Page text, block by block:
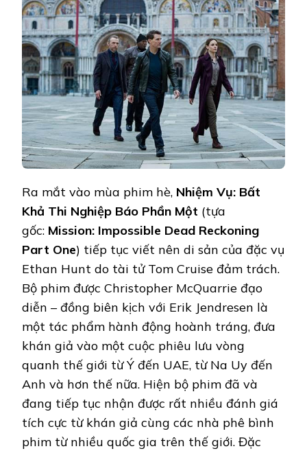
KHÁN
GIẢ
“NÍN
THỞ”
BỞI
LOẠT
CẢNH
HÀNH
ĐỘNG
ĐỈNH
CAO
TRONG
NHIỆM
VỤ
Ra mắt vào mùa phim hè, Nhiệm Vụ: Bất
Khả Thi Nghiệp Báo Phần Một (tựa
gốc: Mission: Impossible Dead Reckoning
Part One) tiếp tục viết nên di sản của đặc vụ
Ethan Hunt do tài tử Tom Cruise đảm trách.
Bộ phim được Christopher McQuarrie đạo
diễn – đồng biên kịch với Erik Jendresen là
một tác phẩm hành động hoành tráng, đưa
khán giả vào một cuộc phiêu lưu vòng
quanh thế giới từ Ý đến UAE, từ Na Uy đến
Anh và hơn thế nữa. Hiện bộ phim đã và
đang tiếp tục nhận được rất nhiều đánh giá
tích cực từ khán giả cùng các nhà phê bình
phim từ nhiều quốc gia trên thế giới. Đặc